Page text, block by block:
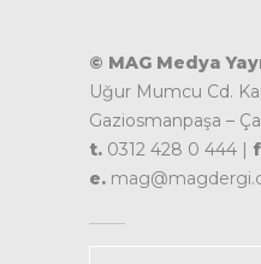
© MAG Medya
Uğur Mumcu Cd.
Gaziosmanpaşa –
t. 0312 428 0 444 |
e.